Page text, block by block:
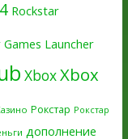
Rockstar
Launcher
XboxXbox
Рокстар Рокстар
дополнение